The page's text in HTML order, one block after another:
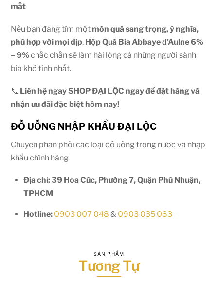
mắt
Nếu bạn đang tìm một món quà sang trọng, ý nghĩa,
phù hợp với mọi dịp, Hộp Quà Bia Abbaye d’Aulne 6%
– 9%chắc chắn sẽ làm hài lòng cả những người sành
bia khó tính nhất.
📞 Liên hệ ngay SHOP ĐẠI LỘC ngay để đặt hàng và
nhận ưu đãi đặc biệt hôm nay!
ĐỒ UỐNG NHẬP KHẨU ĐẠI LỘC
Chuyên phân phối các loại đồ uống trong nước và nhập
khẩu chính hãng
Địa chỉ: 39 Hoa Cúc, Phường 7, Quận Phú Nhuận,
TPHCM
Hotline: 0903 007 048 & 0903 035 063
SẢN PHẨM
Tương Tự